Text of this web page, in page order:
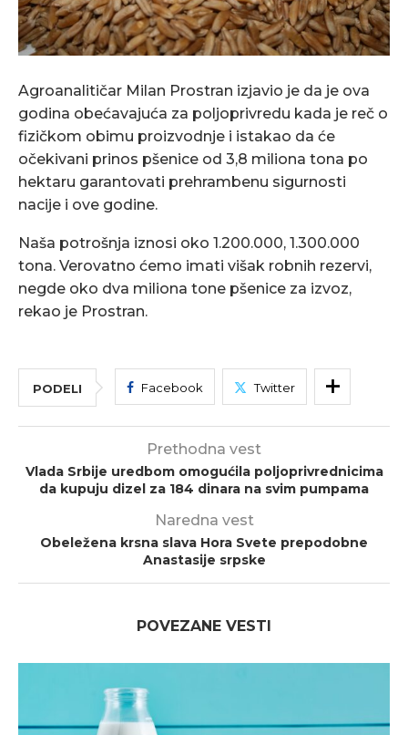
Agroanalitičar Milan Prostran izjavio je da je ova
godina obećavajuća za poljoprivredu kada je reč o
fizičkom obimu proizvodnje i istakao da će
očekivani prinos pšenice od 3,8 miliona tona po
hektaru garantovati prehrambenu sigurnosti
nacije i ove godine.
Naša potrošnja iznosi oko 1.200.000, 1.300.000
tona. Verovatno ćemo imati višak robnih rezervi,
negde oko dva miliona tone pšenice za izvoz,
rekao je Prostran.
PODELI Facebook Twitter
Prethodna vest
Vlada Srbije uredbom omogućila poljoprivrednicima
da kupuju dizel za 184 dinara na svim pumpama
Naredna vest
Obeležena krsna slava Hora Svete prepodobne
Anastasije srpske
POVEZANE VESTI